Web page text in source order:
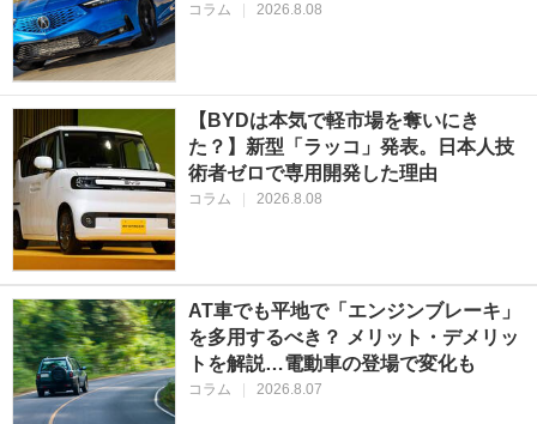
コラム 2026.8.08
【BYDは本気で軽市場を奪いにき
た？】新型「ラッコ」発表。日本人技
術者ゼロで専用開発した理由
コラム 2026.8.08
AT車でも平地で「エンジンブレーキ」
を多用するべき？ メリット・デメリッ
トを解説…電動車の登場で変化も
コラム 2026.8.07